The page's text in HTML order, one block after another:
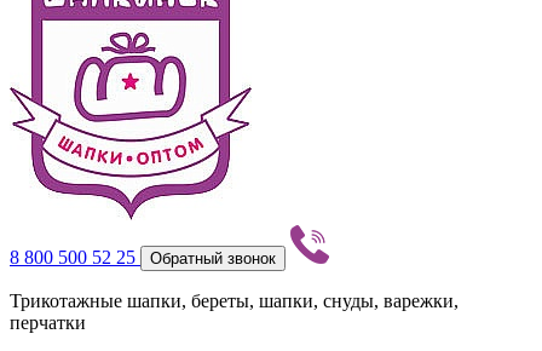
8 800 500 52 25 Обратный звонок
Трикотажные шапки, береты, шапки, снуды, варежки,
перчатки